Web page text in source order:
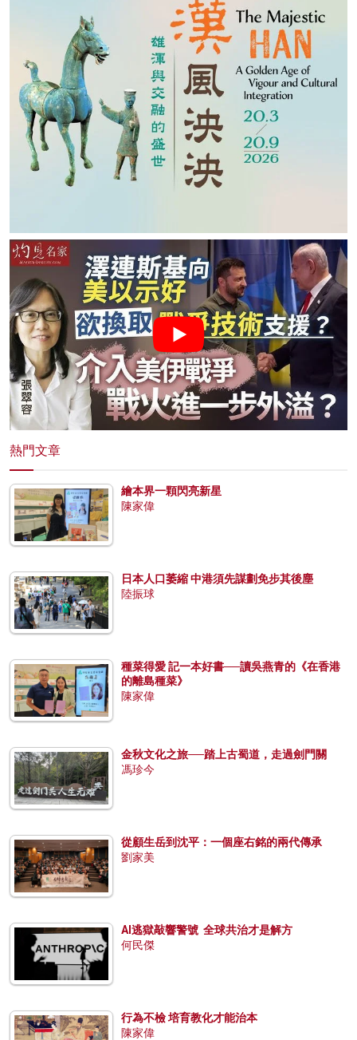
熱門文章
繪本界一顆閃亮新星
陳家偉
日本人口萎縮 中港須先謀劃免步其後塵
陸振球
種菜得愛 記一本好書──讀吳燕青的《在香港
的離島種菜》
陳家偉
金秋文化之旅──踏上古蜀道，走過劍門關
馮珍今
從顧生岳到沈平：一個座右銘的兩代傳承
劉家美
AI逃獄敲響警號 全球共治才是解方
何民傑
行為不檢 培育教化才能治本
陳家偉